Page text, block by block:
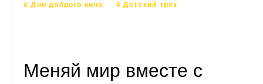
# Дни доброго кино # Детский трек
Меняй мир вместе с